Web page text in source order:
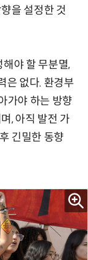
을 설정한 것
야 할 무분멸,
은 없다. 환경부
가야 하는 방향
, 아직 발전 가
긴밀한 동향